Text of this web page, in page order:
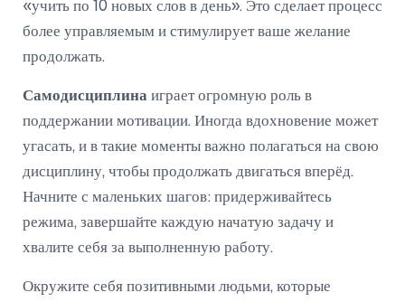
«учить по 10 новых слов в день». Это сделает процесс
более управляемым и стимулирует ваше желание
продолжать.
Самодисциплина играет огромную роль в
поддержании мотивации. Иногда вдохновение может
угасать, и в такие моменты важно полагаться на свою
дисциплину, чтобы продолжать двигаться вперёд.
Начните с маленьких шагов: придерживайтесь
режима, завершайте каждую начатую задачу и
хвалите себя за выполненную работу.
Окружите себя позитивными людьми, которые